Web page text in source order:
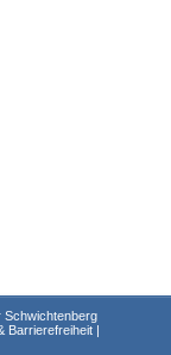
Schwichtenberg
Barrierefreiheit |